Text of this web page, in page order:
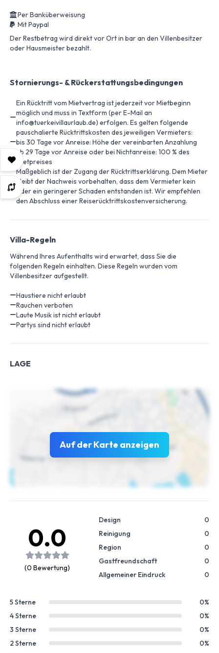
Per Banküberweisung
Mit Paypal
Der Restbetrag wird direkt vor Ort in bar an den Villenbesitzer
oder Hausmeister bezahlt.
Stornierungs- & Rückerstattungsbedingungen
Ein Rücktritt vom Mietvertrag ist jederzeit vor Mietbeginn
möglich und muss in Textform (per E-Mail an
info@tuerkeivillaurlaub.de) erfolgen. Es gelten folgende
pauschalierte Rücktrittskosten des jeweiligen Vermieters:
bis 30 Tage vor Anreise: Höhe der vereinbarten Anzahlung
ab 29 Tage vor Anreise oder bei Nichtanreise: 100 % des
Mietpreises
Maßgeblich ist der Zugang der Rücktrittserklärung. Dem Mieter
bleibt der Nachweis vorbehalten, dass dem Vermieter kein
oder ein geringerer Schaden entstanden ist. Wir empfehlen
den Abschluss einer Reiserücktrittskostenversicherung.
Villa-Regeln
Während Ihres Aufenthalts wird erwartet, dass Sie die
folgenden Regeln einhalten. Diese Regeln wurden vom
Villenbesitzer aufgestellt.
Haustiere nicht erlaubt
Rauchen verboten
Laute Musik ist nicht erlaubt
Partys sind nicht erlaubt
LAGE
Auf der Karte anzeigen
0.0
(0 Bewertung)
Design
0
Reinigung
0
Region
0
Gastfreundschaft
0
Allgemeiner Eindruck
0
5 Sterne
0%
4 Sterne
0%
3 Sterne
0%
2 Sterne
0%